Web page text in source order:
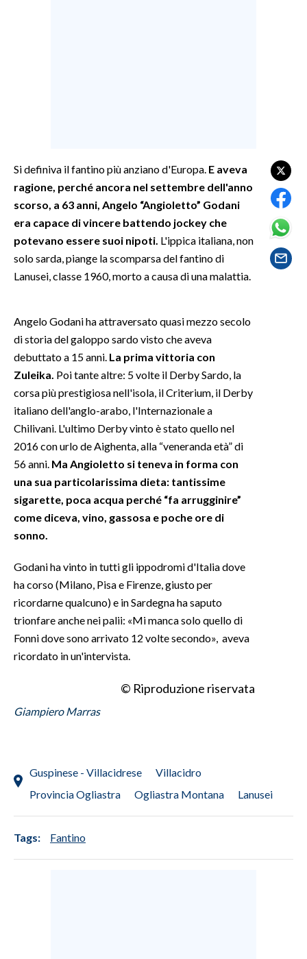
SPETTACOLI
GOSSIP
SALUTE
SARDI NEL MONDO
NOTIZIE
#CARAUNIONE
3 MINUTI CON
INSULARITÀ
INFO AZIENDE
ABBONATI
NECROLOGI
PUBBLICITÀ
SPIAGGE
STORE
Si definiva il fantino più anziano d'Europa. E aveva
ragione, perché ancora nel settembre dell'anno
scorso, a 63 anni, Angelo “Angioletto” Godani
era capace di vincere battendo jockey che
potevano essere suoi nipoti. L'ippica italiana, non
solo sarda, piange la scomparsa del fantino di
Lanusei, classe 1960, morto a causa di una malattia.
Angelo Godani ha attraversato quasi mezzo secolo
di storia del galoppo sardo visto che aveva
debuttato a 15 anni. La prima vittoria con
Zuleika. Poi tante altre: 5 volte il Derby Sardo, la
corsa più prestigiosa nell'isola, il Criterium, il Derby
italiano dell'anglo-arabo, l'Internazionale a
Chilivani. L'ultimo Derby vinto è stato quello nel
2016 con urlo de Aighenta, alla “veneranda età” di
56 anni. Ma Angioletto si teneva in forma con
una sua particolarissima dieta: tantissime
sigarette, poca acqua perché “fa arrugginire”
come diceva, vino, gassosa e poche ore di
sonno.
Godani ha vinto in tutti gli ippodromi d'Italia dove
ha corso (Milano, Pisa e Firenze, giusto per
ricordarne qualcuno) e in Sardegna ha saputo
trionfare anche nei palii: «Mi manca solo quello di
Fonni dove sono arrivato 12 volte secondo», aveva
ricordato in un'intervista.
© Riproduzione riservata
Giampiero Marras
Guspinese - Villacidrese
Villacidro
Provincia Ogliastra
Ogliastra Montana Lanusei
Tags: Fantino